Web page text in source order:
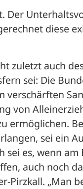
Der
diese
zuletzt auch
sei: Die
verschärften
von
ermöglichen.
sei ein
es, wenn
auch noch
Pirzkall. „Man